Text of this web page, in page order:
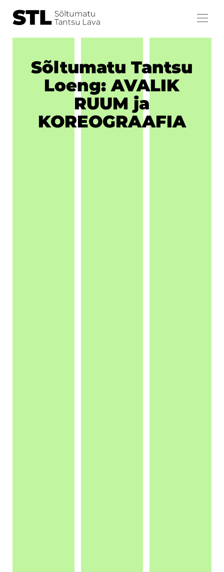
Sõltumatu Tantsu
Loeng: AVALIK
RUUM ja
KOREOGRAAFIA